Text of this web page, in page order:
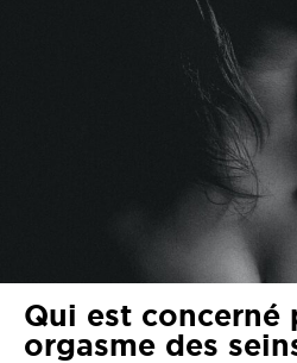
Qui est concerné
orgasme des